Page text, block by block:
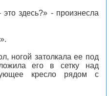
здесь?» - произнесла
ногой затолкала ее под
его в сетку над
кресло рядом с